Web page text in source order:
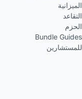
الميزانية
التقاعد
الحزم
Bundle Guides
للمستشارين